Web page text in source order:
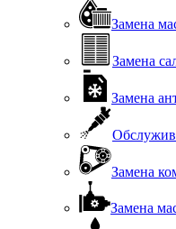
Замена
Замена
Замена
Замена
Замена